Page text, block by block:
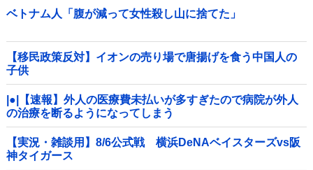
ベトナム人「腹が減って女性殺し山に捨てた」
【移民政策反対】イオンの売り場で唐揚げを食う中国人の
子供
|●|【速報】外人の医療費未払いが多すぎたので病院が外人
の治療を断るようになってしまう
【実況・雑談用】8/6公式戦 横浜DeNAベイスターズvs阪
神タイガース